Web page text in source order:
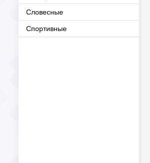
Словесные
Спортивные